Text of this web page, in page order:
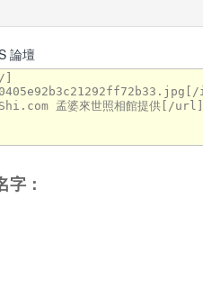
論壇
：